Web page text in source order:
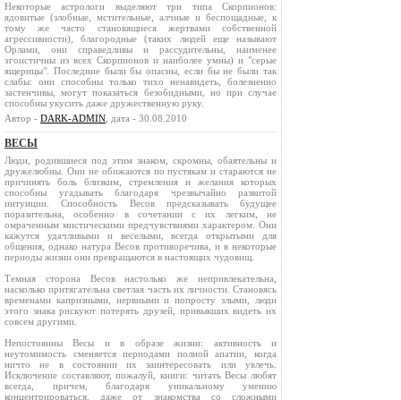
Некоторые астрологи выделяют три типа Скорпионов:
ядовитые (злобные, мстительные, алчные и беспощадные, к
тому же часто становящиеся жертвами собственной
агрессивности), благородные (таких людей еще называют
Орлами, они справедливы и рассудительны, наименее
эгоистичны из всех Скорпионов и наиболее умны) и "серые
ящерицы". Последние были бы опасны, если бы не были так
слабы: они способны только тихо ненавидеть, болезненно
застенчивы, могут показаться безобидными, но при случае
способны укусить даже дружественную руку.
Автор - DARK-ADMIN , дата - 30.08.2010
ВЕСЫ
Люди, родившиеся под этим знаком, скромны, обаятельны и
дружелюбны. Они не обижаются по пустякам и стараются не
причинять боль близким, стремления и желания которых
способны угадывать благодаря чрезвычайно развитой
интуиции. Способность Весов предсказывать будущее
поразительна, особенно в сочетании с их легким, не
омраченным мистическими предчувствиями характером. Они
кажутся удачливыми и веселыми, всегда открытыми для
общения, однако натура Весов противоречива, и в некоторые
периоды жизни они превращаются в настоящих чудовищ.
Темная сторона Весов настолько же непривлекательна,
насколько притягательна светлая часть их личности. Становясь
временами капризными, нервными и попросту злыми, люди
этого знака рискуют потерять друзей, привыкших видеть их
совсем другими.
Непостоянны Весы и в образе жизни: активность и
неутомимость сменяется периодами полной апатии, когда
ничто не в состоянии их заинтересовать или увлечь.
Исключение составляют, пожалуй, книги: читать Весы любят
всегда, причем, благодаря уникальному умению
концентрироваться, даже от знакомства со сложными